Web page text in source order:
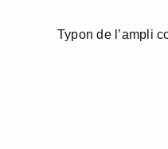
Typon de l’ampli